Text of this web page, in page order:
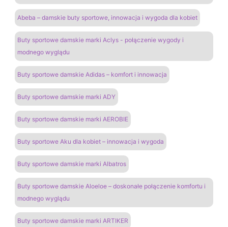
Abeba – damskie buty sportowe, innowacja i wygoda dla kobiet
Buty sportowe damskie marki Aclys - połączenie wygody i
modnego wyglądu
Buty sportowe damskie Adidas – komfort i innowacja
Buty sportowe damskie marki ADY
Buty sportowe damskie marki AEROBIE
Buty sportowe Aku dla kobiet – innowacja i wygoda
Buty sportowe damskie marki Albatros
Buty sportowe damskie Aloeloe – doskonałe połączenie komfortu i
modnego wyglądu
Buty sportowe damskie marki ARTIKER